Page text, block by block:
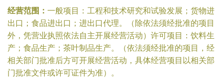
经营范围： 一般项目：工程和技术研究和试验发展；货物进
出口；食品进出口；进出口代理。（除依法须经批准的项目
外，凭营业执照依法自主开展经营活动）许可项目：饮料生
产；食品生产；茶叶制品生产。（依法须经批准的项目，经
相关部门批准后方可开展经营活动，具体经营项目以相关部
门批准文件或许可证件为准）。